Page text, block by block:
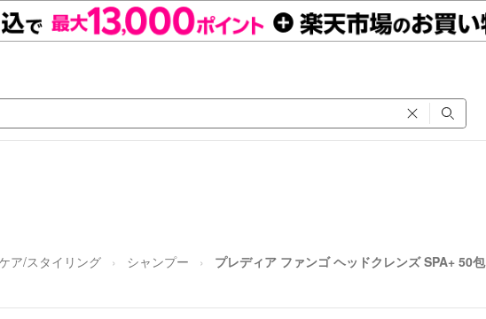
ア/スタイリング シャンプー プレディア ファンゴ ヘッドクレンズ SPA+ 50包